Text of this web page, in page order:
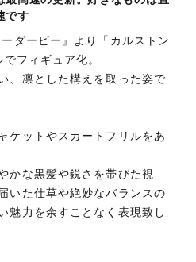
です
ダービー』より「カルストン
フィギュア化。
、凛とした構えを取った姿で
ケットやスカートフリルをあ
かな黒髪や鋭さを帯びた視
いた仕草や絶妙なバランスの
魅力を余すことなく表現致し